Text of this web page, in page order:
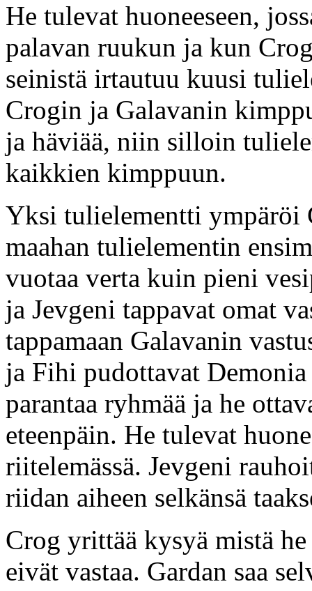
He tulevat huoneeseen,
palavan ruukun ja kun
seinistä irtautuu kuusi
Crogin ja Galavanin
ja häviää, niin silloin
kaikkien kimppuun.
Yksi tulielementti ympäröi
maahan tulielementin
vuotaa verta kuin pieni
ja Jevgeni tappavat omat
tappamaan Galavanin
ja Fihi pudottavat
parantaa ryhmää ja he
eteenpäin. He tulevat
riitelemässä. Jevgeni
riidan aiheen selkänsä
Crog yrittää kysyä mistä
eivät vastaa. Gardan saa